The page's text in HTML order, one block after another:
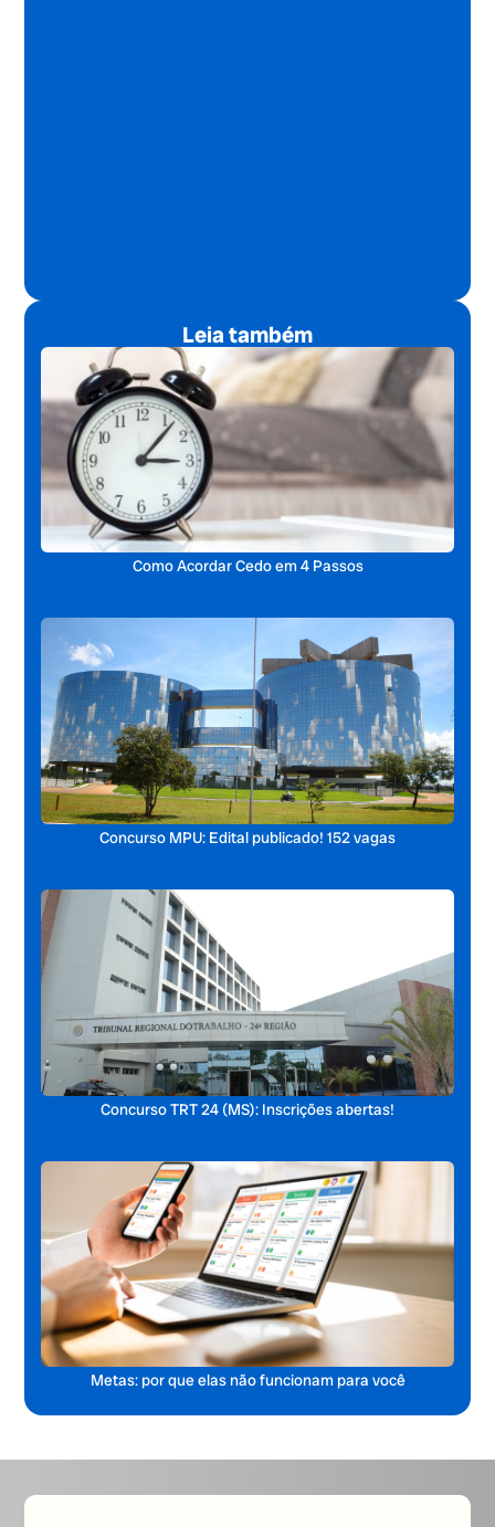
Leia também
Como Acordar Cedo em 4 Passos
Concurso MPU: Edital publicado! 152 vagas
Concurso TRT 24 (MS): Inscrições abertas!
Metas: por que elas não funcionam para você